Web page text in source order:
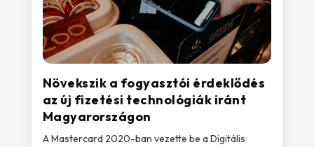
Növekszik a fogyasztói érdeklődés
az új fizetési technológiák iránt
Magyarországon
A Mastercard 2020-ban vezette be a Digitális